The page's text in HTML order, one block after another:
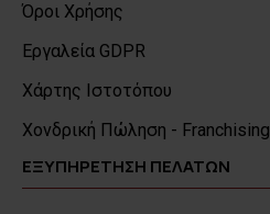
Όροι Χρήσης
Εργαλεία GDPR
Χάρτης Ιστοτόπου
Χονδρική Πώληση - Franchising
ΕΞΥΠΗΡΕΤΗΣΗ ΠΕΛΑΤΩΝ